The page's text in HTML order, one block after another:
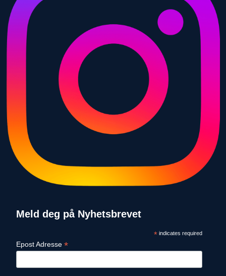
Meld deg på Nyhetsbrevet
*indicates required
Epost Adresse *